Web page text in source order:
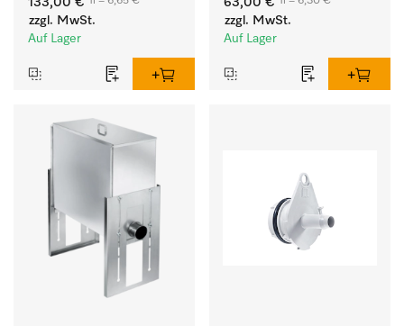
Reinigung von
Buntwäsche und
133,00 €
zzgl. MwSt.
Auf Lager
Geschmeidigkeit der
Textilien.
63,00 €
zzgl. MwSt.
Auf Lager